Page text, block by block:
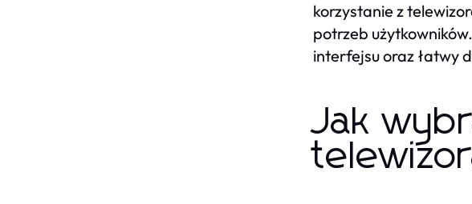
korzystanie z
potrzeb
interfejsu oraz łatwy
Jak